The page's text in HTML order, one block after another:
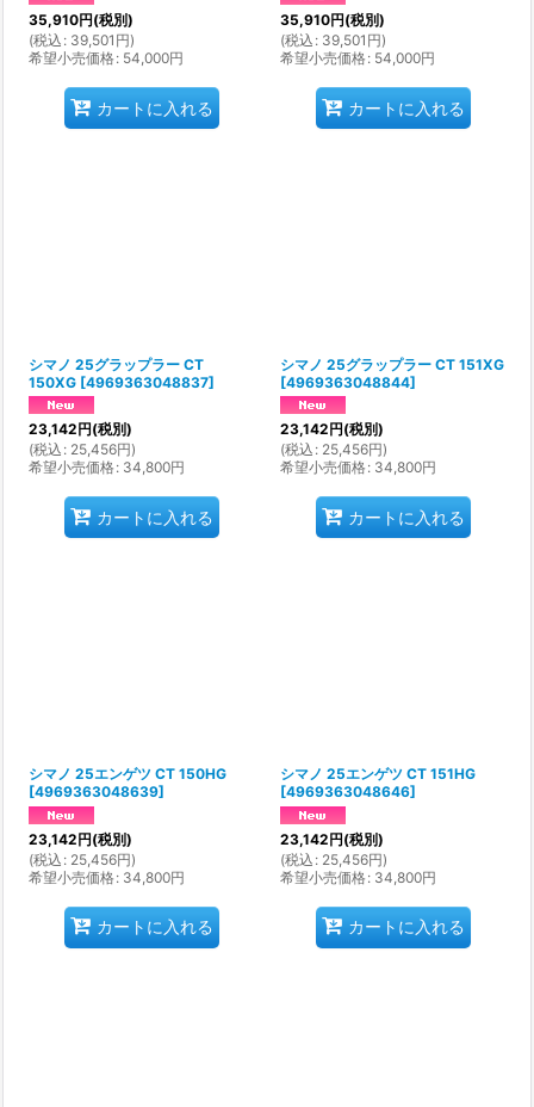
35,910円(税別)
(税込 : 39,501 円)
希望小売価格: 54,000円
カートに入れる
35,910円(税別)
(税込 : 39,501 円)
希望小売価格: 54,000円
カートに入れる
シマノ 25グラップラー CT
150XG [4969363048837]
23,142円(税別)
(税込 : 25,456円)
希望小売価格: 34,800円
カートに入れる
シマノ 25グラップラー CT 151XG
[4969363048844]
23,142円(税別)
(税込 : 25,456円)
希望小売価格: 34,800円
カートに入れる
シマノ 25エンゲツ CT 150HG
[4969363048639]
23,142円(税別)
(税込 : 25,456円)
希望小売価格: 34,800円
カートに入れる
シマノ 25エンゲツ CT 151HG
[4969363048646]
23,142円(税別)
(税込 : 25,456円)
希望小売価格: 34,800円
カートに入れる